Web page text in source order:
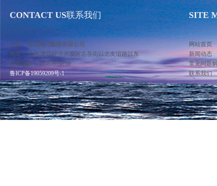
CONTACT US联系我们
公司：北方阀门集团有限公司
地址： 山东潍坊经济开发区古亭街以北友谊路以东
联系电话：13583679758
鲁ICP备19059209号-1
SITE
网站首页
新闻动态
常见问题
联系我们